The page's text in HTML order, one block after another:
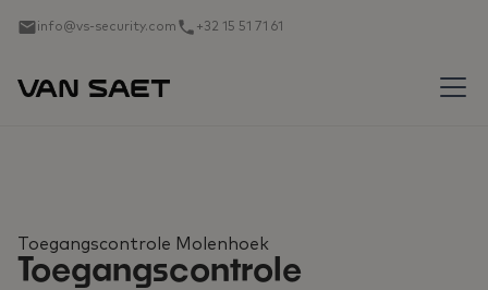
info@vs-security.com +32 15 51 71 61
Toegangscontrole Molenhoek
Toegangscontrole